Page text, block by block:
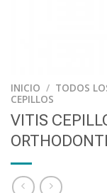
INICIO / TODOS
CEPILLOS
VITIS